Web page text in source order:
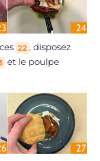
22 , disposez
et le poulpe